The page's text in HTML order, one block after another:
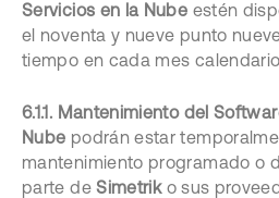
Servicios en la Nube estén
el noventa y nueve punto
tiempo en cada mes
6.1.1. Mantenimiento del
Nube podrán estar
mantenimiento programado o
parte deSimetriko sus